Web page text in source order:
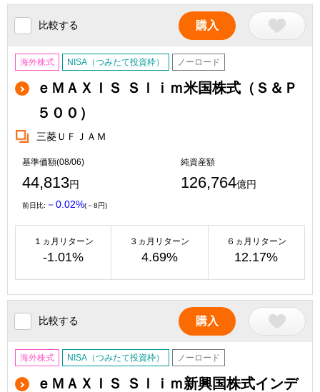
比較する 購入
海外株式 NISA（つみたて投資枠） ノーロード
ｅＭＡＸＩＳ Ｓｌｉｍ米国株式（Ｓ＆Ｐ
５００）
三菱ＵＦＪＡＭ
基準価額(08/06)
44,813円
純資産額
126,764億円
前日比: －0.02%(－8円)
１ヵ月リターン
-1.01%
３ヵ月リターン
4.69%
６ヵ月リターン
12.17%
比較する 購入
海外株式 NISA（つみたて投資枠） ノーロード
ｅＭＡＸＩＳ Ｓｌｉｍ新興国株式インデ